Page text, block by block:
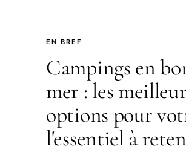
EN BREF
Campings en
mer : les
options pour
l'essentiel à